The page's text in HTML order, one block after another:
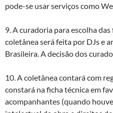
pode-se usar serviços como
9. A curadoria para escolha
coletânea será feita por DJs e
Brasileira. A decisão dos
10. A coletânea contará com
constará na ficha técnica em
acompanhantes (quando